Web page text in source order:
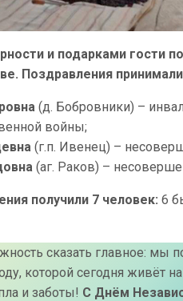
и подарками гости
Поздравления
(д. Бобровники) –
войны;
(г.п. Ивенец) –
(аг. Раков) –
получили 7 человек: 6
сказать главное:
которой сегодня живёт
и заботы! С Днём